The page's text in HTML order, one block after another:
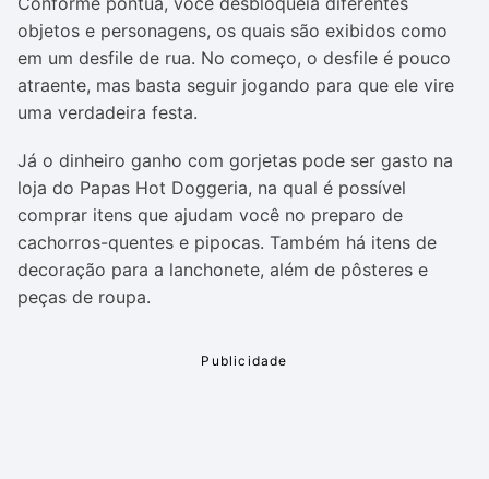
objetos e personagens, os quais são exibidos como
em um desfile de rua. No começo, o desfile é pouco
atraente, mas basta seguir jogando para que ele vire
uma verdadeira festa.
Já o dinheiro ganho com gorjetas pode ser gasto na
loja do Papas Hot Doggeria, na qual é possível
comprar itens que ajudam você no preparo de
cachorros-quentes e pipocas. Também há itens de
decoração para a lanchonete, além de pôsteres e
peças de roupa.